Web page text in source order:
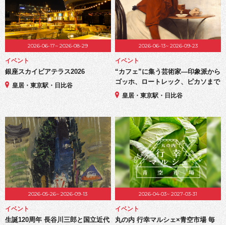
2026-06-17~ 2026-08-29
イベント
銀座スカイビアテラス2026
皇居・東京駅・日比谷
2026-06-13~ 2026-09-23
イベント
“カフェ”に集う芸術家―印象派から
ゴッホ、ロートレック、ピカソまで
皇居・東京駅・日比谷
2026-05-26~ 2026-09-13
イベント
生誕120周年 長谷川三郎と国立近代
2026-04-03~ 2027-03-31
イベント
丸の内 行幸マルシェ×青空市場 毎